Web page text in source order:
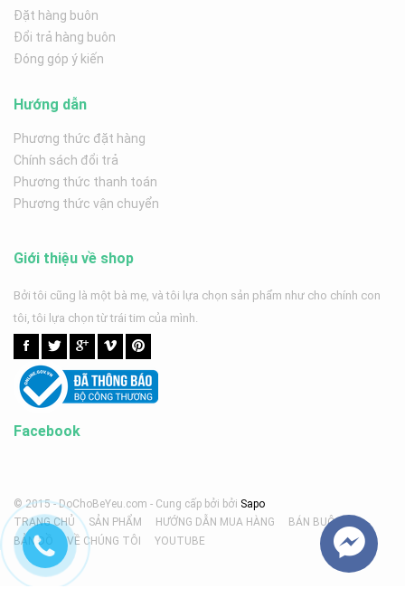
Đặt hàng buôn
Đổi trả hàng buôn
Đóng góp ý kiến
Hướng dẫn
Phương thức đặt hàng
Chính sách đổi trả
Phương thức thanh toán
Phương thức vận chuyển
Giới thiệu về shop
Bởi tôi cũng là một bà mẹ, và tôi lựa chọn sản phẩm như cho chính con
tôi, tôi lựa chọn từ trái tim của mình.
Facebook
© 2015 - DoChoBeYeu.com - Cung cấp bởi bởi Sapo
TRANG CHỦ
SẢN PHẨM HƯỚNG DẪN MUA HÀNG
BÁN BUÔN
BẢN ĐỒ
VỀ CHÚNG TÔI YOUTUBE